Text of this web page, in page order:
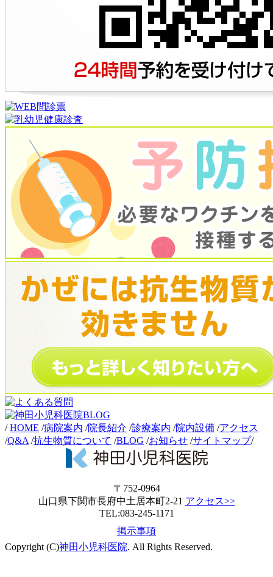
/HOME /病院案内 /院長紹介 /診療案内 /院内設備 /アクセス
/Q&A /抗生物質について /BLOG /お知らせ /サイトマップ/
〒752-0964
山口県下関市長府中土居本町2-21 アクセス>>
TEL:083-245-1171
掲示事項
Copyright (C)神田小児科医院. All Rights Reserved.